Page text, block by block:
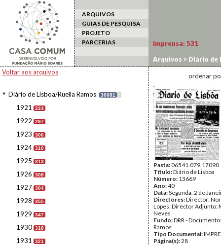
ARQUIVOS
GUIAS DE PESQUISA
PROJETO
PARCERIAS
Voltar aos arquivos
Diário de Lisboa/Ruella Ramos 30081 I
1921 224
1922 297
1923 306
1924 310
1925 313
1926 308
1927 304
1928 355
1929 347
1930 318
1931 321
Imprensa: 531
Arquivos > Diário de
ordenar
Pasta:06541.079.17090
Título:Diário de Lisboa
Número: 13669
Ano:40
Data:Segunda, 2 de
Directores:Director:
Lopes; Director Adjunto:
Neves
Fundo:DRR -
Ramos
Tipo Documental:
Página(s):28